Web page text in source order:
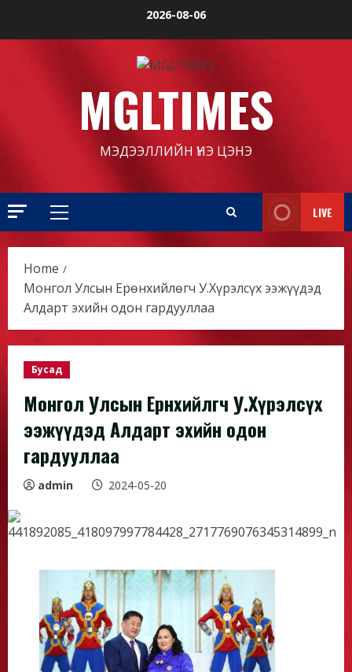
2026-08-06
MGLTIMES
МЭДЭЭЛЛИЙН ҮНЭ ЦЭНЭ
Primary
LIVE
Home
Монгол Улсын Ерөнхийлөгч У.Хүрэлсүх ээжүүдэд
Алдарт эхийн одон гардууллаа
Бусад
Монгол Улсын Ерөнхийлөгч У.Хүрэлсүх
ээжүүдэд Алдарт эхийн одон
гардууллаа
admin 2024-05-20